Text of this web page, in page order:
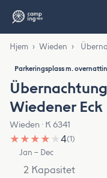
Hjem › Wieden ›
Parkeringsplass m.
Wiedener Eck
Wieden · K 6341
★ ★ ★ ★ ★4(1)
Jan – Dec
2 Kapasitet